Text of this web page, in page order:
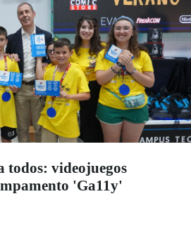
todos: videojuegos
'Ga11y'